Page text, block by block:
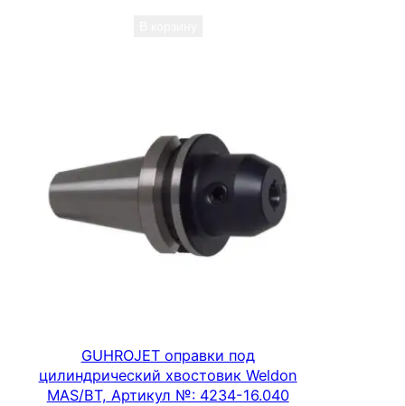
GUHROJET оправки под
цилиндрический хвостовик Weldon
MAS/BT, Артикул №: 4234-16.040